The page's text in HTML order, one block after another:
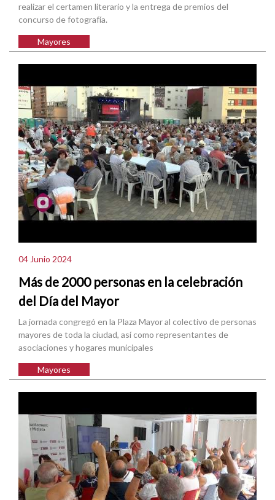
realizar el certamen literario y la entrega de premios del
concurso de fotografía.
Mayores
04 Junio 2024
Más de 2000 personas en la celebración
del Día del Mayor
La jornada congregó en la Plaza Mayor al colectivo de personas
mayores de toda la ciudad, así como representantes de
asociaciones y hogares municipales
Mayores